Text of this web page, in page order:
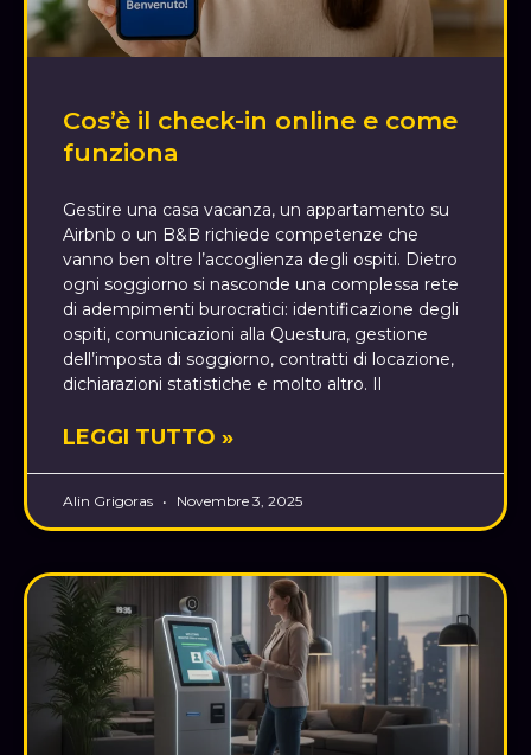
Cos’è il check-in online e come
funziona
Gestire una casa vacanza, un appartamento su
Airbnb o un B&B richiede competenze che
vanno ben oltre l’accoglienza degli ospiti. Dietro
ogni soggiorno si nasconde una complessa rete
di adempimenti burocratici: identificazione degli
ospiti, comunicazioni alla Questura, gestione
dell’imposta di soggiorno, contratti di locazione,
dichiarazioni statistiche e molto altro. Il
LEGGI TUTTO »
Alin Grigoras Novembre 3, 2025